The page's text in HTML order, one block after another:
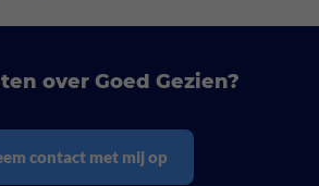
over Goed Gezien?
contact met mij op